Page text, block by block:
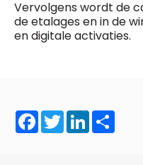
Vervolgens wordt de
de etalages en in de
en digitale activaties.
Facebook
TwitterLinkedIn